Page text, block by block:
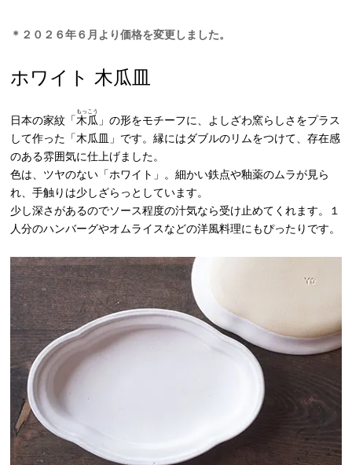
＊２０２６年６月より価格を変更しました。
ホワイト 木瓜皿
日本の家紋「木瓜
もっこう
」の形をモチーフに、よしざわ窯らしさをプラス
して作った「木瓜皿」です。縁にはダブルのリムをつけて、存在感
のある雰囲気に仕上げました。
色は、ツヤのない「ホワイト」。細かい鉄点や釉薬のムラが見ら
れ、手触りは少しざらっとしています。
少し深さがあるのでソース程度の汁気なら受け止めてくれます。１
人分のハンバーグやオムライスなどの洋風料理にもぴったりです。